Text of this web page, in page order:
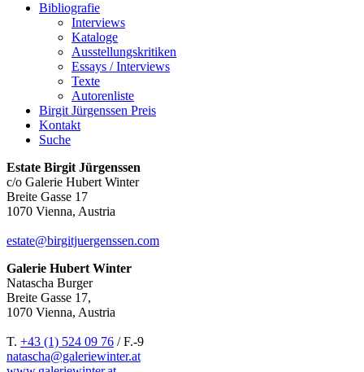
Bibliografie
Interviews
Kataloge
Ausstellungskritiken
Essays / Interviews
Texte
Autorenliste
Birgit Jürgenssen Preis
Kontakt
Suche
Estate Birgit Jürgenssen
c/o Galerie Hubert Winter
Breite Gasse 17
1070 Vienna, Austria
estate@birgitjuergenssen.com
Galerie Hubert Winter
Natascha Burger
Breite Gasse 17,
1070 Vienna, Austria
T. +43 (1) 524 09 76 / F.-9
natascha@galeriewinter.at